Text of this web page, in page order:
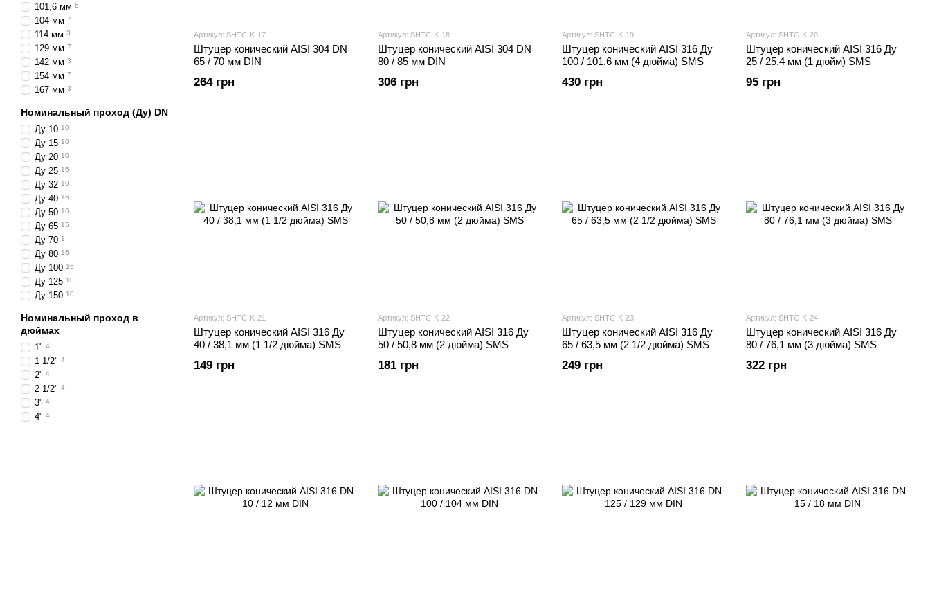
Артикул: SHTС-K-17
Штуцер конический AISI 304 DN
65 / 70 мм DIN
264 грн
Артикул: SHTС-K-18
Штуцер конический AISI 304 DN
80 / 85 мм DIN
306 грн
Артикул: SHTС-K-19
Штуцер конический AISI 316 Ду
100 / 101,6 мм (4 дюйма) SMS
430 грн
Артикул: SHTС-K-20
Штуцер конический AISI 316 Ду
25 / 25,4 мм (1 дюйм) SMS
95 грн
Артикул: SHTС-K-21
Штуцер конический AISI 316 Ду
40 / 38,1 мм (1 1/2 дюйма) SMS
149 грн
Артикул: SHTС-K-22
Штуцер конический AISI 316 Ду
50 / 50,8 мм (2 дюйма) SMS
181 грн
Артикул: SHTС-K-23
Штуцер конический AISI 316 Ду
65 / 63,5 мм (2 1/2 дюйма) SMS
249 грн
Артикул: SHTС-K-24
Штуцер конический AISI 316 Ду
80 / 76,1 мм (3 дюйма) SMS
322 грн
101,6 мм 6
104 мм 7
114 мм 3
129 мм 7
142 мм 3
154 мм 7
167 мм 3
Номинальный проход (Ду) DN
Ду 10 10
Ду 15 10
Ду 20 10
Ду 25 16
Ду 32 10
Ду 40 16
Ду 50 16
Ду 65 15
Ду 70 1
Ду 80 16
Ду 100 16
Ду 125 10
Ду 150 10
Номинальный проход в
дюймах
1" 4
1 1/2" 4
2" 4
2 1/2" 4
3" 4
4" 4